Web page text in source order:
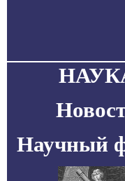
Научный